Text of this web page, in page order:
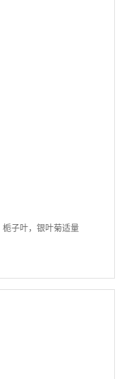
子叶，银叶菊适量